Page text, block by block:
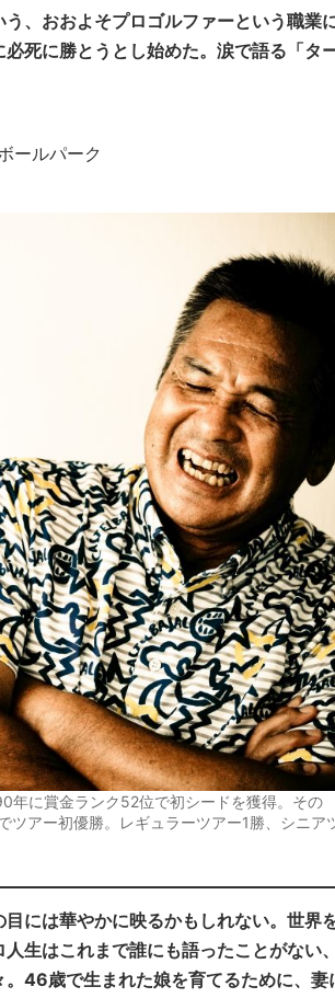
、おおよそプロゴルファーという職業
死に勝とうとし始めた。涙で語る「タ
ールパーク
に賞金ランク52位で初シードを獲得。その
アー初優勝。レギュラーツアー1勝、シニア
には華やかに映るかもしれない。世界
生はこれまで誰にも語ったことがない
46歳で生まれた娘を育てるために、妻